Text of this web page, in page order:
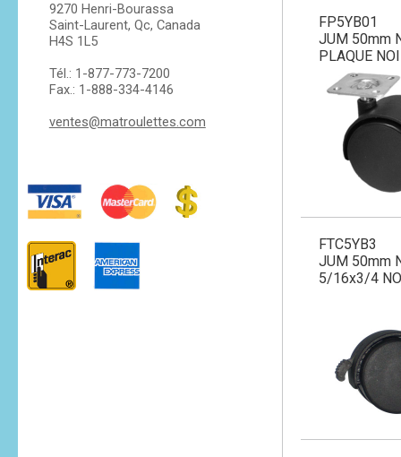
9270 Henri-Bourassa
Saint-Laurent, Qc, Canada
H4S 1L5
Tél.: 1-877-773-7200
Fax.: 1-888-334-4146
ventes@matroulettes.com
FP5YB01
JUM 50mm
PLAQUE
FTC5YB3
JUM 50mm
5/16x3/4